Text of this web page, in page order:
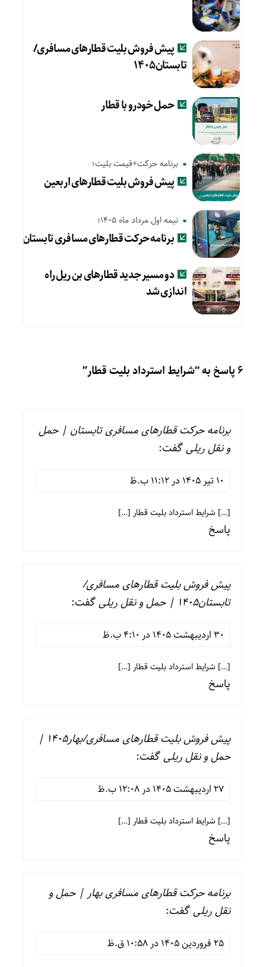
پیش فروش بلیت قطارهای مسافری/
تابستان۱۴۰۵
حمل خودرو با قطار
برنامه حرکت+قیمت بلیت؛
پیش‌ فروش بلیت قطارهای اربعین
نیمه اول مرداد ماه 1405؛
برنامه حرکت قطارهای مسافری تابستان
دو مسیر جدید قطارهای بن ریل راه
اندازی شد
6 پاسخ به “شرایط استرداد بلیت قطار”
برنامه حرکت قطارهای مسافری تابستان | حمل
و نقل ریلیگفت:
10 تیر 1405 در 11:12 ب.ظ
[…] شرایط استرداد بلیت قطار […]
پاسخ
پیش فروش بلیت قطارهای مسافری/
تابستان1405 | حمل و نقل ریلی
گفت:
30 اردیبهشت 1405 در 4:10 ب.ظ
[…] شرایط استرداد بلیت قطار […]
پاسخ
پیش فروش بلیت قطارهای مسافری/بهار1405 |
حمل و نقل ریلیگفت:
27 اردیبهشت 1405 در 12:08 ب.ظ
[…] شرایط استرداد بلیت قطار […]
پاسخ
برنامه حرکت قطارهای مسافری بهار | حمل و
نقل ریلیگفت:
25 فروردین 1405 در 10:58 ق.ظ